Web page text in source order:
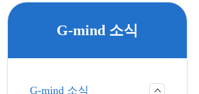
G-mind 소식
G-mind 소식